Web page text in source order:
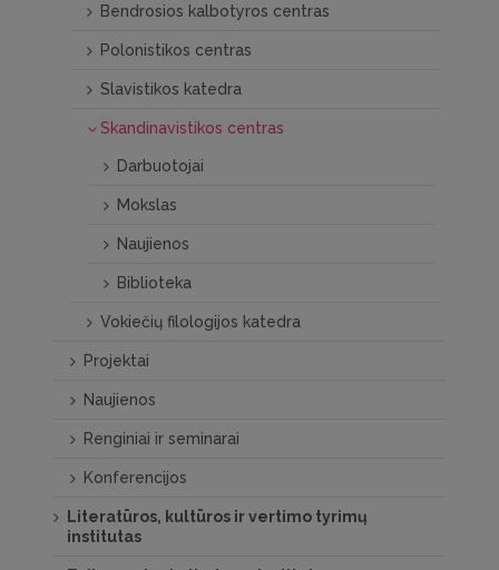
Bendrosios kalbotyros centras
Polonistikos centras
Slavistikos katedra
Skandinavistikos centras
Darbuotojai
Mokslas
Naujienos
Biblioteka
Vokiečių filologijos katedra
Projektai
Naujienos
Renginiai ir seminarai
Konferencijos
Literatūros, kultūros ir vertimo tyrimų
institutas